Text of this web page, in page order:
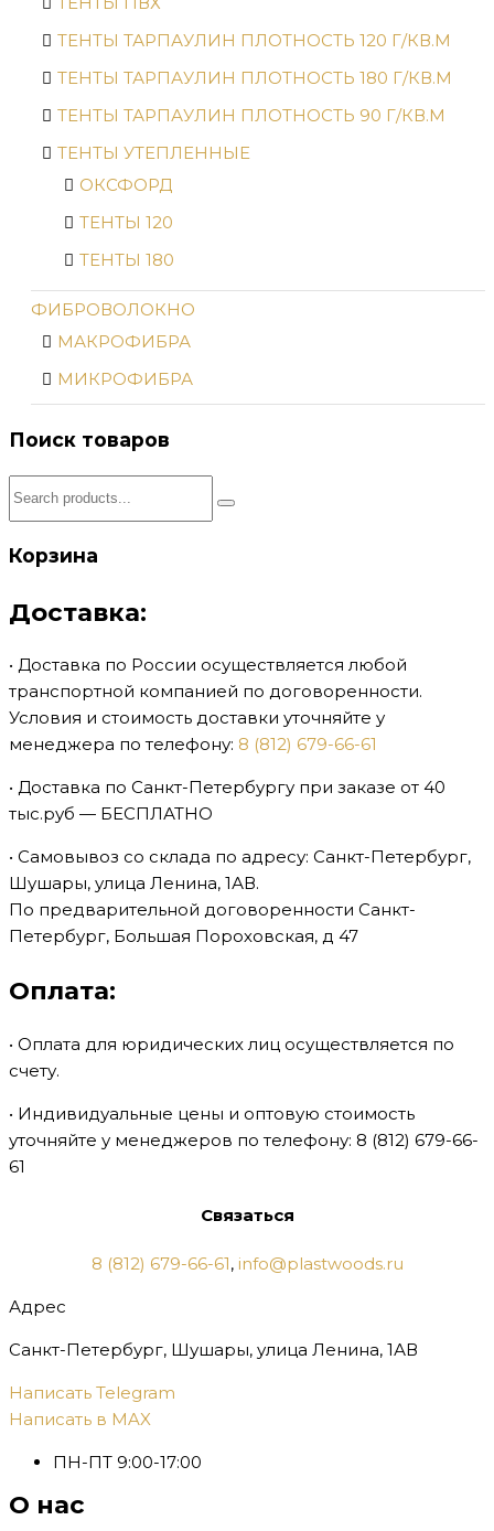
ТЕНТЫ ТАРПАУЛИН ПЛОТНОСТЬ 120 Г/КВ.М
ТЕНТЫ ТАРПАУЛИН ПЛОТНОСТЬ 180 Г/КВ.М
ТЕНТЫ ТАРПАУЛИН ПЛОТНОСТЬ 90 Г/КВ.М
ТЕНТЫ УТЕПЛЕННЫЕ
ОКСФОРД
ТЕНТЫ 120
ТЕНТЫ 180
ФИБРОВОЛОКНО
МАКРОФИБРА
МИКРОФИБРА
Поиск товаров
Корзина
Доставка:
• Доставка по России осуществляется любой
транспортной компанией по договоренности.
Условия и стоимость доставки уточняйте у
менеджера по телефону: 8 (812) 679-66-61
• Доставка по Санкт-Петербургу при заказе от 40
тыс.руб — БЕСПЛАТНО
•⁠ ⁠Самовывоз со склада по адресу: Санкт-Петербург,
Шушары, улица Ленина, 1АВ.
По предварительной договоренности Санкт-
Петербург, Большая Пороховская, д 47
Оплата:
• Оплата для юридических лиц осуществляется по
счету.
• Индивидуальные цены и оптовую стоимость
уточняйте у менеджеров по телефону: 8 (812) 679-66-
61
Связаться
8 (812) 679-66-61, info@plastwoods.ru
Адрес
Санкт-Петербург, Шушары, улица Ленина, 1АВ
Написать Telegram
Написать в MAX
ПН-ПТ 9:00-17:00
О нас